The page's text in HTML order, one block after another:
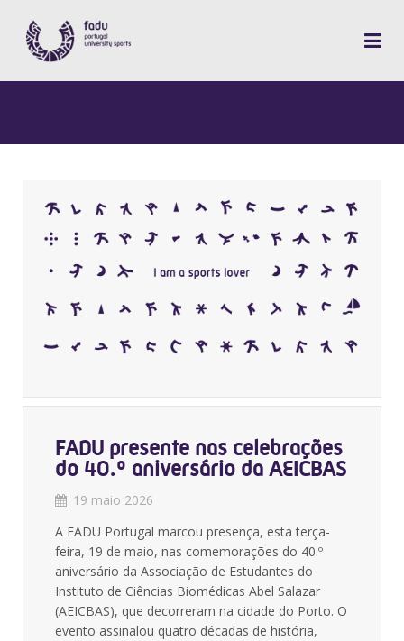
FADU presente nas celebrações
do 40.º aniversário da AEICBAS
19 maio 2026
A FADU Portugal marcou presença, esta terça-
feira, 19 de maio, nas comemorações do 40.º
aniversário da Associação de Estudantes do
Instituto de Ciências Biomédicas Abel Salazar
(AEICBAS), que decorreram na cidade do Porto. O
evento assinalou quatro décadas de história,